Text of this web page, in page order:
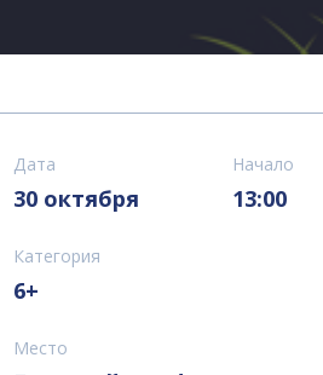
Дата
30 октября
Начало
13:00
Категория
6+
Место